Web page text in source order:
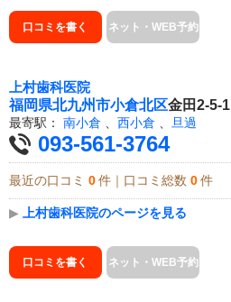
口コミを書く ネット・WEB予約
上村歯科医院
福岡県北九州市小倉北区金田2-5-1
最寄駅： 南小倉 西小倉 旦過
093-561-3764
最近の口コミ 0 件｜口コミ総数 0 件
▶ 上村歯科医院のページを見る
口コミを書く ネット・WEB予約